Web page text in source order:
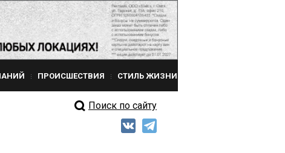
ПРОИСШЕСТВИЯ СТИЛЬ ЖИЗНИ
Поиск по сайту